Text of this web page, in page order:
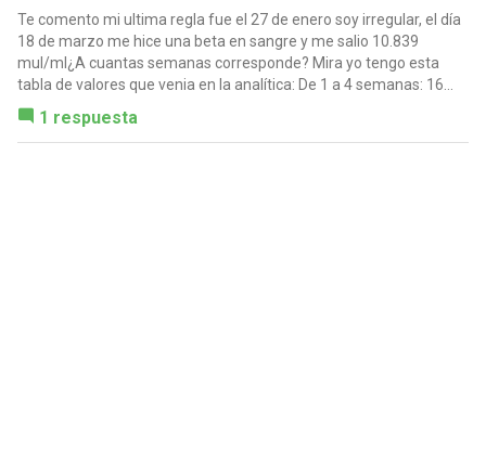
Te comento mi ultima regla fue el 27 de enero soy irregular, el día
18 de marzo me hice una beta en sangre y me salio 10.839
muI/ml¿A cuantas semanas corresponde? Mira yo tengo esta
tabla de valores que venia en la analítica: De 1 a 4 semanas: 16...
1 respuesta